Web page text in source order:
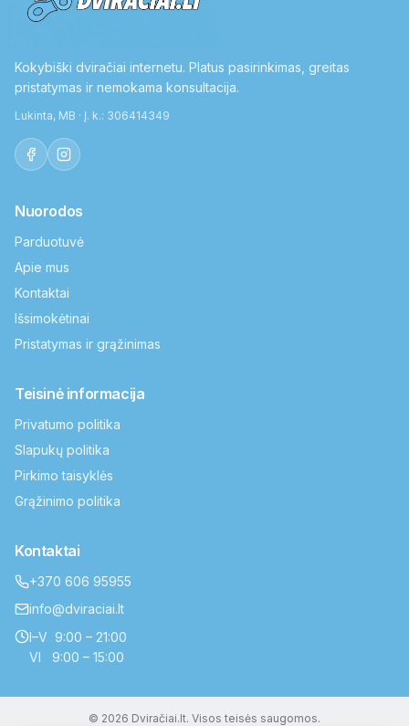
Kokybiški dviračiai internetu. Platus pasirinkimas, greitas
pristatymas ir nemokama konsultacija.
Lukinta, MB · Į. k.: 306414349
Nuorodos
Parduotuvė
Apie mus
Kontaktai
Išsimokėtinai
Pristatymas ir grąžinimas
Teisinė informacija
Privatumo politika
Slapukų politika
Pirkimo taisyklės
Grąžinimo politika
Kontaktai
+370 606 95955
info@dviraciai.lt
I–V 9:00 – 21:00
VI 9:00 – 15:00
© 2026 Dviračiai.lt. Visos teisės saugomos.